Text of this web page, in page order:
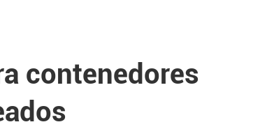
contenedores